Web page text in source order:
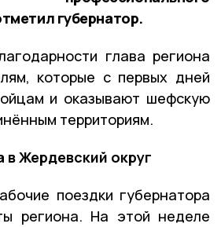
губернатор.
глава региона
которые с первых дней
и оказывают шефскую
территориям.
в Жердевский округ
поездки губернатора
региона. На этой неделе